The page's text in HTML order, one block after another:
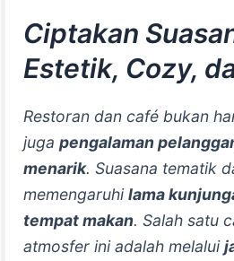
Ciptakan
Estetik, Cozy,
Restoran dan café bukan
juga pengalaman
menarik. Suasana tematik
memengaruhilama
tempat makan. Salah satu
atmosfer ini adalah melalui